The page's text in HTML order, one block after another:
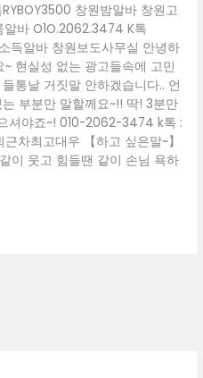
창원밤알바 창원고
바 O1O.2062.3474 K톡
득알바 창원보도사무실 안녕하
~ 현실성 없는 광고들속에 고민
통날 거짓말 안하겠습니다.. 언
부분만 말할께요~!! 딱! 3분만
셔야죠~! 010-2062-3474 k톡 :
차최고대우 【하고 싶은말~】
이 웃고 힘들땐 같이 손님 욕하